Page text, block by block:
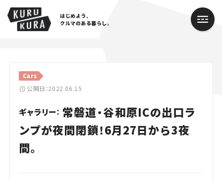
はじめよう、
クルマのある暮らし。
Cars
公開日：2022.06.15
ギャラリー： 常磐道・谷和原ICの出口ラ
ンプが夜間閉鎖！6月27日から3夜
間。
Cars
Lifestyle
Traffic
Special